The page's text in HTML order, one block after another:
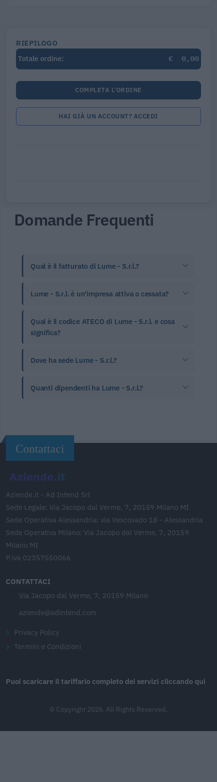
RIEPILOGO
Totale ordine:
€ 0,00
COMPLETA L'ORDINE
HAI GIÀ UN ACCOUNT? ACCEDI
Domande Frequenti
Qual è il fatturato di Lume - S.r.l.?
Lume - S.r.l. è un'impresa attiva o cessata?
Qual è il codice ATECO di Lume - S.r.l. e cosa
significa?
Dove ha sede Lume - S.r.l.?
Quanti dipendenti ha Lume - S.r.l.?
Contattaci
Aziende.it - Ad Intend Srl
Sede Legale: Via Jacopo dal Verme, 7, 20159 Milano MI
Sede Operativa Alessandria: via Vescovado 18 - Alessandria
Sede Operativa Milano: Via Jacopo dal Verme, 7, 20159
Milano MI
P.iva 02357550066
CONTATTACI
Via Jacopo dal Verme, 7, 20159 Milano
aziende@adintend.com
Privacy Policy
Termini e Condizioni
Puoi scaricare il tariffario completo dei servizi cliccando qui
© Copyright 2026. All Rights Reserved.